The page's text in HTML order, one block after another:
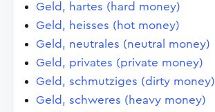
Geld, hartes (hard money)
Geld, heisses (hot money)
Geld, neutrales (neutral money)
Geld, privates (private money)
Geld, schmutziges (dirty money)
Geld, schweres (heavy money)